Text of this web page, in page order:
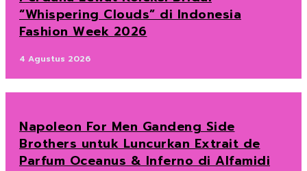
“Whispering Clouds” di Indonesia
Fashion Week 2026
4 Agustus 2026
Napoleon For Men Gandeng Side
Brothers untuk Luncurkan Extrait de
Parfum Oceanus & Inferno di Alfamidi